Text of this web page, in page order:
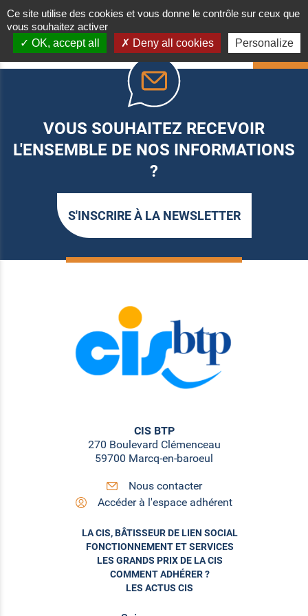
HAUT
VOUS SOUHAITEZ RECEVOIR
L'ENSEMBLE DE NOS INFORMATIONS
?
S'INSCRIRE À LA NEWSLETTER
CIS BTP
270 Boulevard Clémenceau
59700 Marcq-en-baroeul
Nous contacter
Accéder à l'espace adhérent
LA CIS, BÂTISSEUR DE LIEN SOCIAL
FONCTIONNEMENT ET SERVICES
LES GRANDS PRIX DE LA CIS
COMMENT ADHÉRER ?
LES ACTUS CIS
Ce site utilise des cookies et vous donne le contrôle sur ceux que
vous souhaitez activer
OK, accept all
Deny all cookies Personalize